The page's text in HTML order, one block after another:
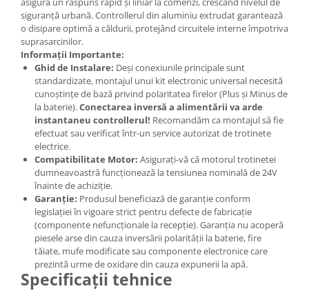
siguranță urbană. Controllerul din aluminiu extrudat garantează
o disipare optimă a căldurii, protejând circuitele interne împotriva
suprasarcinilor.
Informații Importante:
Ghid de Instalare: Deși conexiunile principale sunt
standardizate, montajul unui kit electronic universal necesită
cunoștințe de bază privind polaritatea firelor (Plus și Minus de
la baterie).Conectarea inversă a alimentării va arde
instantaneu controllerul! Recomandăm ca montajul să fie
efectuat sau verificat într-un service autorizat de trotinete
electrice.
Compatibilitate Motor: Asigurați-vă că motorul trotinetei
dumneavoastră funcționează la tensiunea nominală de 24V
înainte de achiziție.
Garanție: Produsul beneficiază de garanție conform
legislației în vigoare strict pentru defecte de fabricație
(componente nefuncționale la recepție). Garanția nu acoperă
piesele arse din cauza inversării polarității la baterie, fire
tăiate, mufe modificate sau componente electronice care
prezintă urme de oxidare din cauza expunerii la apă.
Specificații tehnice